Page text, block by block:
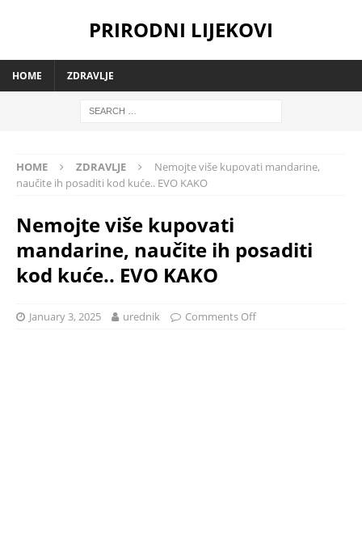
PRIRODNI LIJEKOVI
HOME ZDRAVLJE
HOME ZDRAVLJE
Nemojte više kupovati mandarine,
naučite ih posaditi kod kuće.. EVO KAKO
Nemojte više kupovati
mandarine, naučite ih posaditi
kod kuće.. EVO KAKO
January 3, 2025 urednik Comments Off